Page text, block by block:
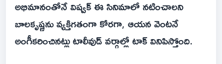
అభిమానంతోనే విష్వక్ ఈ సినిమాలో నటించాలని
బాలకృష్ణను వ్యక్తిగతంగా కోరగా, ఆయన వెంటనే
అంగీకరించినట్లు టాలీవుడ్ వర్గాల్లో టాక్ వినిపిస్తోంది.